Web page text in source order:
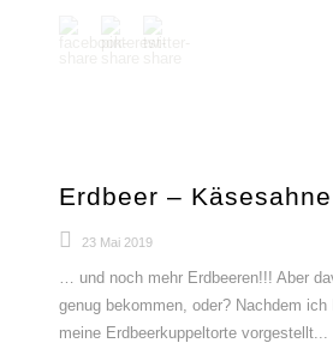
Erdbeer –
23 Mai 2019
… und noch mehr Erdbeeren!!! Aber
genug bekommen, oder? Nachdem
meine Erdbeerkuppeltorte vorgestellt...